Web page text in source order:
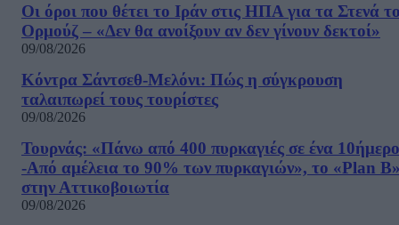
Οι όροι που θέτει το Ιράν στις ΗΠΑ για τα Στενά
Ορμούζ – «Δεν θα ανοίξουν αν δεν γίνουν δεκτοί»
09/08/2026
Κόντρα Σάντσεθ-Μελόνι: Πώς η σύγκρουση
ταλαιπωρεί τους τουρίστες
09/08/2026
Τουρνάς: «Πάνω από 400 πυρκαγιές σε ένα 10ήμερο
-Από αμέλεια το 90% των πυρκαγιών», το «Plan
στην Αττικοβοιωτία
09/08/2026